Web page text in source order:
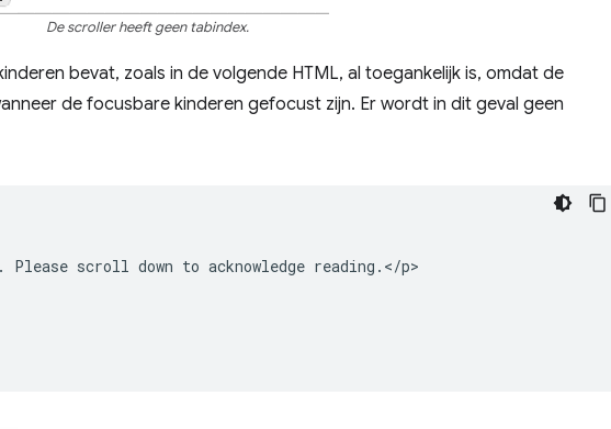
De scroller heeft geen tabindex.
bevat, zoals in de volgende HTML, al toegankelijk is, omdat de
de focusbare kinderen gefocust zijn. Er wordt in dit geval geen
scroll down to acknowledge reading.</p>